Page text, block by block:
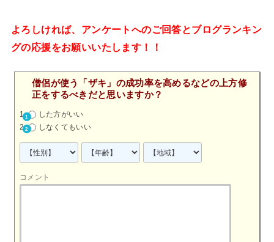
よろしければ、アンケートへのご回答とブログランキン
グの応援をお願いいたします！！
僧侶が使う「ザキ」の成功率を高めるなどの上方修
正をするべきだと思いますか？
した方がいい
しなくてもいい
コメント